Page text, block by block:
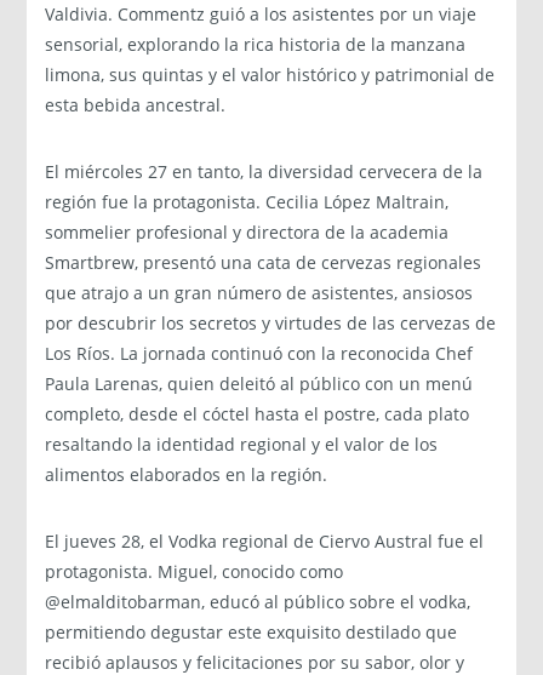
Valdivia. Commentz guió a los asistentes por un viaje
sensorial, explorando la rica historia de la manzana
limona, sus quintas y el valor histórico y patrimonial de
esta bebida ancestral.
El miércoles 27 en tanto, la diversidad cervecera de la
región fue la protagonista. Cecilia López Maltrain,
sommelier profesional y directora de la academia
Smartbrew, presentó una cata de cervezas regionales
que atrajo a un gran número de asistentes, ansiosos
por descubrir los secretos y virtudes de las cervezas de
Los Ríos. La jornada continuó con la reconocida Chef
Paula Larenas, quien deleitó al público con un menú
completo, desde el cóctel hasta el postre, cada plato
resaltando la identidad regional y el valor de los
alimentos elaborados en la región.
El jueves 28, el Vodka regional de Ciervo Austral fue el
protagonista. Miguel, conocido como
@elmalditobarman, educó al público sobre el vodka,
permitiendo degustar este exquisito destilado que
recibió aplausos y felicitaciones por su sabor, olor y